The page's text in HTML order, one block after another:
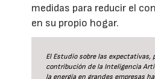
medidas para reducir el
en su propio hogar.
El Estudio sobre las expectativas,
contribución de la Inteligencia
la energía en grandes empresas